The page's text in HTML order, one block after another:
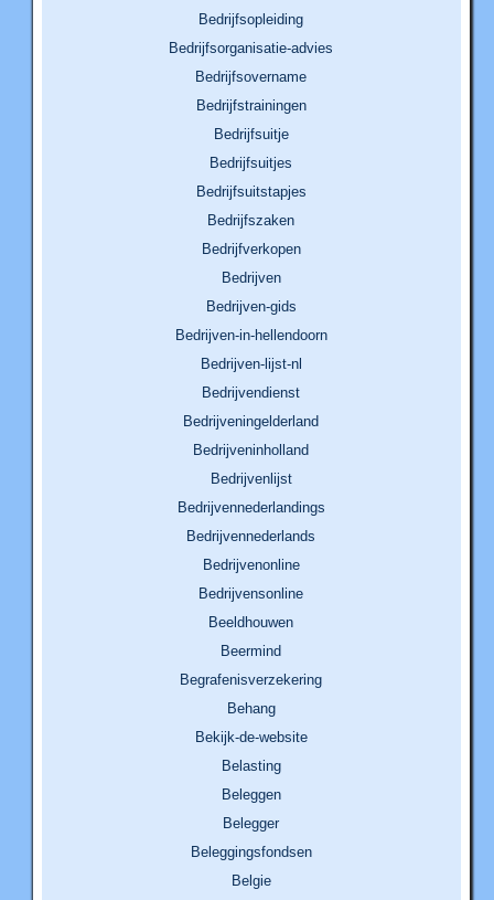
Bedrijfsopleiding
Bedrijfsorganisatie-advies
Bedrijfsovername
Bedrijfstrainingen
Bedrijfsuitje
Bedrijfsuitjes
Bedrijfsuitstapjes
Bedrijfszaken
Bedrijfverkopen
Bedrijven
Bedrijven-gids
Bedrijven-in-hellendoorn
Bedrijven-lijst-nl
Bedrijvendienst
Bedrijveningelderland
Bedrijveninholland
Bedrijvenlijst
Bedrijvennederlandings
Bedrijvennederlands
Bedrijvenonline
Bedrijvensonline
Beeldhouwen
Beermind
Begrafenisverzekering
Behang
Bekijk-de-website
Belasting
Beleggen
Belegger
Beleggingsfondsen
Belgie